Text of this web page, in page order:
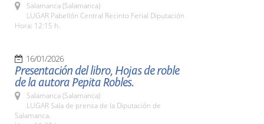
Salamanca (Salamanca)
LUGAR Pabellón Central Recinto Ferial Diputación
Hora: 12:15 h.
16/01/2026
Presentación del libro, Hojas de roble
de la autora Pepita Robles.
Salamanca (Salamanca)
LUGAR Sala de prensa de la Diputación de
Salamanca.